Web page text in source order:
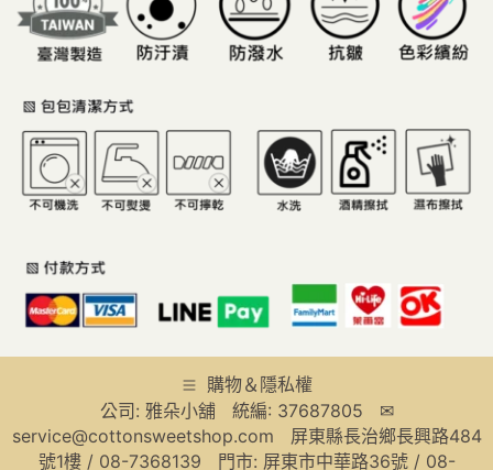
購物＆隱私權
公司: 雅朵小舖 統編: 37687805 ✉
service@cottonsweetshop.com 屏東縣長治鄉長興路484
號1樓 / 08-7368139 門市: 屏東市中華路36號 / 08-